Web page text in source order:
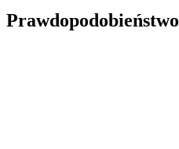
Prawdopodobieństwo